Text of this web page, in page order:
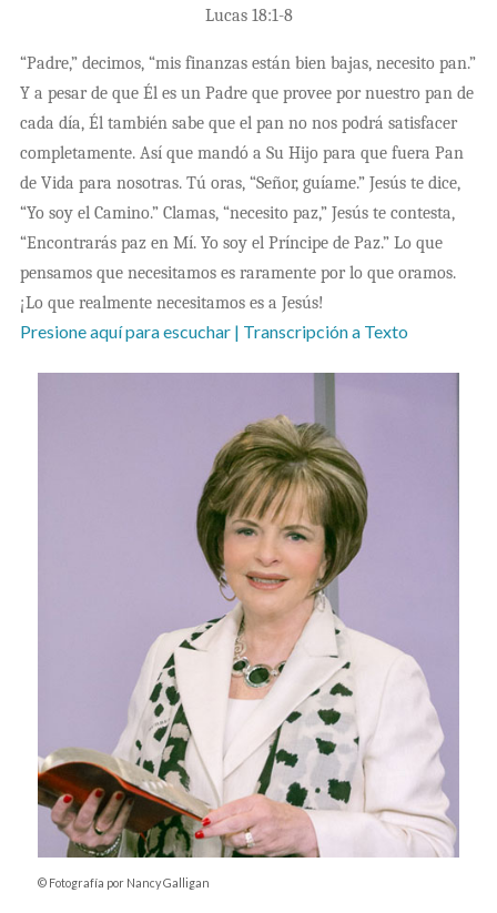
Lucas 18:1-8
“Padre,” decimos, “mis finanzas están bien bajas, necesito pan.”
Y a pesar de que Él es un Padre que provee por nuestro pan de
cada día, Él también sabe que el pan no nos podrá satisfacer
completamente. Así que mandó a Su Hijo para que fuera Pan
de Vida para nosotras. Tú oras, “Señor, guíame.” Jesús te dice,
“Yo soy el Camino.” Clamas, “necesito paz,” Jesús te contesta,
“Encontrarás paz en Mí. Yo soy el Príncipe de Paz.” Lo que
pensamos que necesitamos es raramente por lo que oramos.
¡Lo que realmente necesitamos es a Jesús!
Presione aquí para escuchar | Transcripción a Texto
© Fotografía por Nancy Galligan